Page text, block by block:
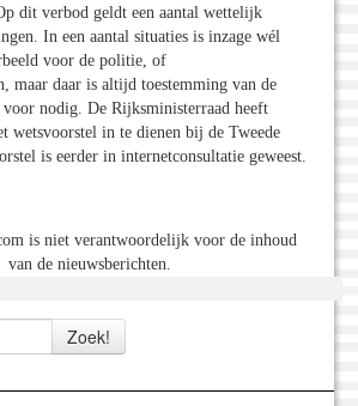
dit verbod geldt een aantal wettelijk
In een aantal situaties is inzage wél
voor de politie, of
maar daar is altijd toestemming van de
nodig. De Rijksministerraad heeft
wetsvoorstel in te dienen bij de Tweede
is eerder in internetconsultatie geweest.
is niet verantwoordelijk voor de inhoud
van de nieuwsberichten.